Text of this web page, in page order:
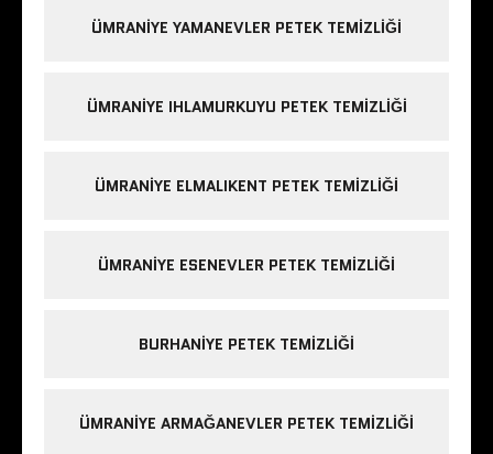
ÜMRANIYE YAMANEVLER PETEK TEMIZLIĞI
ÜMRANIYE IHLAMURKUYU PETEK TEMIZLIĞI
ÜMRANIYE ELMALIKENT PETEK TEMIZLIĞI
ÜMRANIYE ESENEVLER PETEK TEMIZLIĞI
BURHANIYE PETEK TEMIZLIĞI
ÜMRANIYE ARMAĞANEVLER PETEK TEMIZLIĞI